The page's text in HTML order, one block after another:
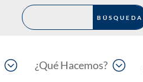
; ;
¿Qué Hacemos?